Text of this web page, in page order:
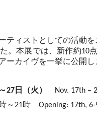
ティストとしての活動を
。本展では、新作約10
ーカイヴを一挙に公開し
27日（火）
Nov. 17th –
～21時 Opening: 17th, 6-